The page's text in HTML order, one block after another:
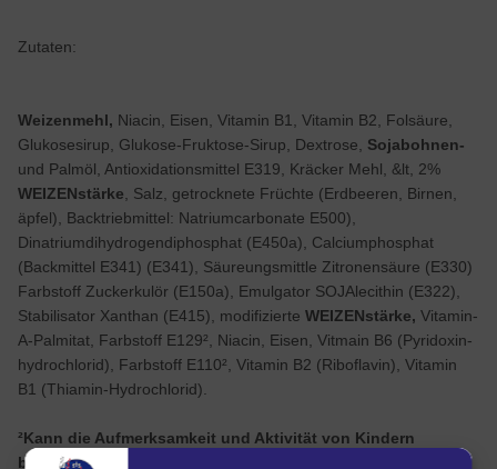
Zutaten:
Weizenmehl, Niacin, Eisen, Vitamin B1, Vitamin B2, Folsäure,
Glukosesirup, Glukose-Fruktose-Sirup, Dextrose, Sojabohnen-
und Palmöl, Antioxidationsmittel E319, Kräcker Mehl, &lt, 2%
WEIZENstärke , Salz, getrocknete Früchte (Erdbeeren, Birnen,
äpfel), Backtriebmittel: Natriumcarbonate E500),
Dinatriumdihydrogendiphosphat (E450a), Calciumphosphat
(Backmittel E341) (E341), Säureungsmittle Zitronensäure (E330)
Farbstoff Zuckerkulör (E150a), Emulgator SOJAlecithin (E322),
Stabilisator Xanthan (E415), modifizierte WEIZENstärke, Vitamin-
A-Palmitat, Farbstoff E129², Niacin, Eisen, Vitmain B6 (Pyridoxin-
hydrochlorid), Farbstoff E110², Vitamin B2 (Riboflavin), Vitamin
B1 (Thiamin-Hydrochlorid).
²Kann die Aufmerksamkeit und Aktivität von Kindern
beeinträchtigen